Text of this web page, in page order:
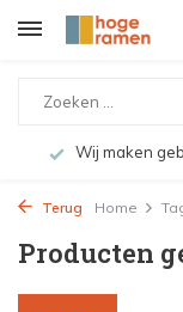
Wij maken
Terug Home
Producten